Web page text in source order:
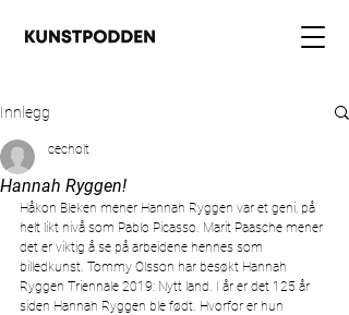
Innlegg
Hannah Ryggen!
cecholt
Håkon Bleken mener Hannah Ryggen var et geni, på
helt likt nivå som Pablo Picasso. Marit Paasche mener
det er viktig å se på arbeidene hennes som
billedkunst. Tommy Olsson har besøkt Hannah
Ryggen Triennale 2019: Nytt land. I år er det 125 år
siden Hannah Ryggen ble født. Hvorfor er hun